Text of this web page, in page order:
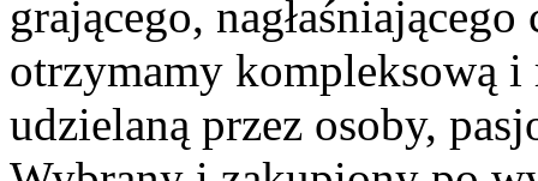
grającego,
otrzymamy kompleksową i
udzielaną przez osoby,